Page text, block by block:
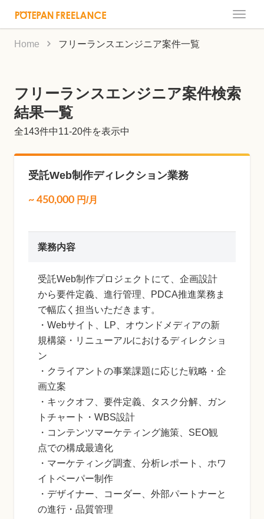
Toggle
Home フリーランスエンジニア案件一覧
フリーランスエンジニア案件検索
結果一覧
全143件中11-20件を表示中
受託Web制作ディレクション業務
~ 450,000 円/月
業務内容
受託Web制作プロジェクトにて、企画設計
から要件定義、進行管理、PDCA推進業務ま
で幅広く担当いただきます。
・Webサイト、LP、オウンドメディアの新
規構築・リニューアルにおけるディレクショ
ン
・クライアントの事業課題に応じた戦略・企
画立案
・キックオフ、要件定義、タスク分解、ガン
トチャート・WBS設計
・コンテンツマーケティング施策、SEO観
点での構成最適化
・マーケティング調査、分析レポート、ホワ
イトペーパー制作
・デザイナー、コーダー、外部パートナーと
の進行・品質管理